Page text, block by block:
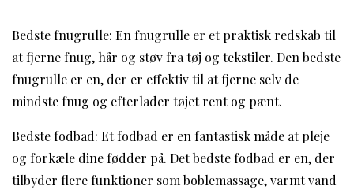
Bedste fnugrulle: En fnugrulle er et praktisk redskab til
at fjerne fnug, hår og støv fra tøj og tekstiler. Den bedste
fnugrulle er en, der er effektiv til at fjerne selv de
mindste fnug og efterlader tøjet rent og pænt.
Bedste fodbad: Et fodbad er en fantastisk måde at pleje
og forkæle dine fødder på. Det bedste fodbad er en, der
tilbyder flere funktioner som boblemassage, varmt vand